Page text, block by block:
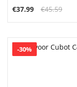
€37.99 €45.59
-30%